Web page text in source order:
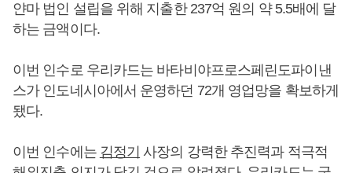
얀마 법인 설립을 위해 지출한 237억 원의 약 5.5배에 달
하는 금액이다.
이번 인수로 우리카드는 바타비야프로스페린도파이낸
스가 인도네시아에서 운영하던 72개 영업망을 확보하게
됐다.
이번 인수에는 김정기 사장의 강력한 추진력과 적극적